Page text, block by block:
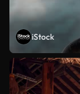
iStock